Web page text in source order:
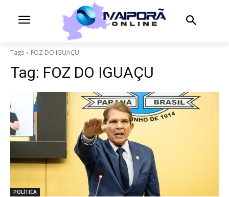
Tags FOZ DO IGUAÇU
Tag: FOZ DO IGUAÇU
POLÍTICA